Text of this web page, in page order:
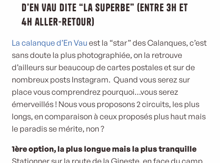
d’En Vau dite “la Superbe” (Entre 3h et
4h aller-retour)
La calanque d’En Vau est la “star” des Calanques, c’est
sans doute la plus photographiée, on la retrouve
d’ailleurs sur beaucoup de cartes postales et sur de
nombreux posts Instagram. Quand vous serez sur
place vous comprendrez pourquoi…vous serez
émerveillés ! Nous vous proposons 2 circuits, les plus
longs, en comparaison à ceux proposés plus haut mais
le paradis se mérite, non ?
1ère option, la plus longue mais la plus tranquille
Stationner sur la route de la Gineste, en face du camp